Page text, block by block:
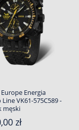
Energia
VK61-575C589 -
męski
zł